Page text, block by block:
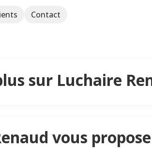
Contact
sur Luchaire
vous propose